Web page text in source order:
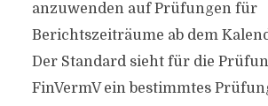
anzuwenden auf Prüfungen für
Berichtszeiträume ab dem
Der Standard sieht für die
FinVermV ein bestimmtes